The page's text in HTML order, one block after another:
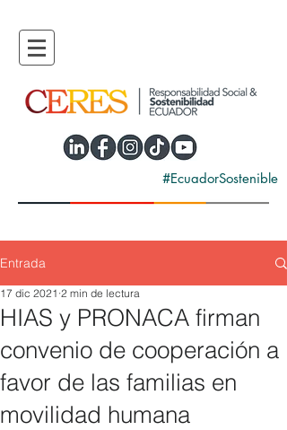
#EcuadorSostenible
Entrada
HIAS y PRONACA firman
convenio de cooperación a
favor de las familias en
movilidad humana
17 dic 2021 2 min de lectura